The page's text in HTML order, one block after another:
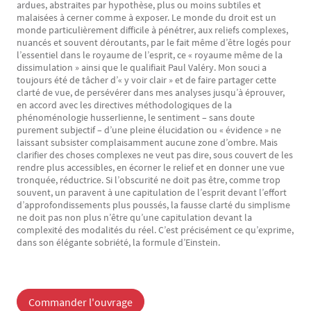
ardues, abstraites par hypothèse, plus ou moins subtiles et
malaisées à cerner comme à exposer. Le monde du droit est un
monde particulièrement difficile à pénétrer, aux reliefs complexes,
nuancés et souvent déroutants, par le fait même d’être logés pour
l’essentiel dans le royaume de l’esprit, ce « royaume même de la
dissimulation » ainsi que le qualifiait Paul Valéry. Mon souci a
toujours été de tâcher d’« y voir clair » et de faire partager cette
clarté de vue, de persévérer dans mes analyses jusqu’à éprouver,
en accord avec les directives méthodologiques de la
phénoménologie husserlienne, le sentiment – sans doute
purement subjectif – d’une pleine élucidation ou « évidence » ne
laissant subsister complaisamment aucune zone d’ombre. Mais
clarifier des choses complexes ne veut pas dire, sous couvert de les
rendre plus accessibles, en écorner le relief et en donner une vue
tronquée, réductrice. Si l’obscurité ne doit pas être, comme trop
souvent, un paravent à une capitulation de l’esprit devant l’effort
d’approfondissements plus poussés, la fausse clarté du simplisme
ne doit pas non plus n’être qu’une capitulation devant la
complexité des modalités du réel. C’est précisément ce qu’exprime,
dans son élégante sobriété, la formule d’Einstein.
Commander l'ouvrage